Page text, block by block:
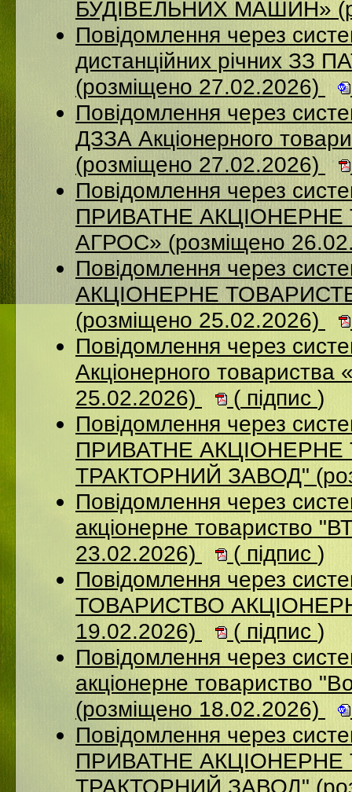
БУДІВЕЛЬНИХ МАШИН»
Повідомлення через
дистанційних річних ЗЗ
(розміщено 27.02.2026)
Повідомлення через
ДЗЗА Акціонерного
(розміщено 27.02.2026)
Повідомлення через
ПРИВАТНЕ
АГРОС» (розміщено
Повідомлення через
АКЦІОНЕРНЕ
(розміщено 25.02.2026)
Повідомлення через
Акціонерного
25.02.2026)
( підпис )
Повідомлення через
ПРИВАТНЕ АКЦIОНЕРНЕ
ТРАКТОРНИЙ ЗАВОД"
Повідомлення через
акціонерне товариство
23.02.2026)
( підпис )
Повідомлення через
ТОВАРИСТВО
19.02.2026)
( підпис )
Повідомлення через
акціонерне товариство
(розміщено 18.02.2026)
Повідомлення через
ПРИВАТНЕ АКЦIОНЕРНЕ
ТРАКТОРНИЙ ЗАВОД"